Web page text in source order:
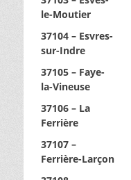
le-Moutier
37104 – Esvres-
sur-Indre
37105 – Faye-
la-Vineuse
37106 – La
Ferrière
37107 –
Ferrière-Larçon